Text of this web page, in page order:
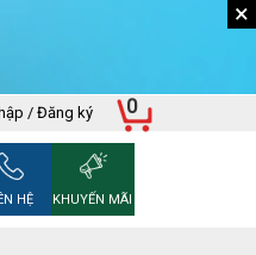
×
/ Đăng ký
HỆ KHUYẾN MÃI
0